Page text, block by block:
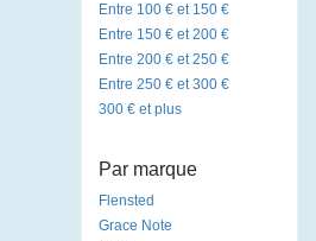
Entre 100 € et 150 €
Entre 150 € et 200 €
Entre 200 € et 250 €
Entre 250 € et 300 €
300 € et plus
Par marque
Flensted
Grace Note